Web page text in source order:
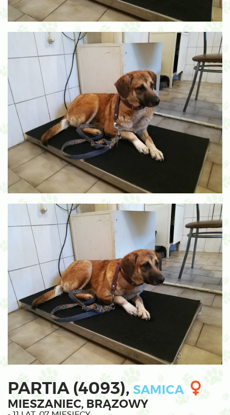
PARTIA (4093), SAMICA
MIESZANIEC, BRĄZOWY